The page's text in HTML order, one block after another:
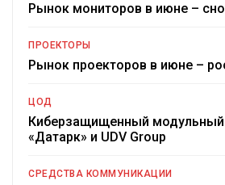
Рынок мониторов в июне –
ПРОЕКТОРЫ
Рынок проекторов в июне –
ЦОД
Киберзащищенный
«Датарк» и UDV Group
СРЕДСТВА КОММУНИКАЦИИ